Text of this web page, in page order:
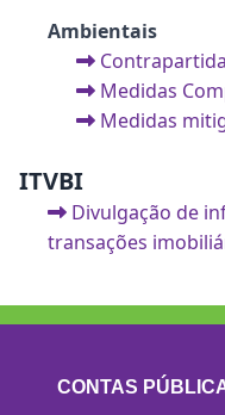
Ambientais
Medidas
Medidas
ITVBI
Divulgação de
transações
CONTAS